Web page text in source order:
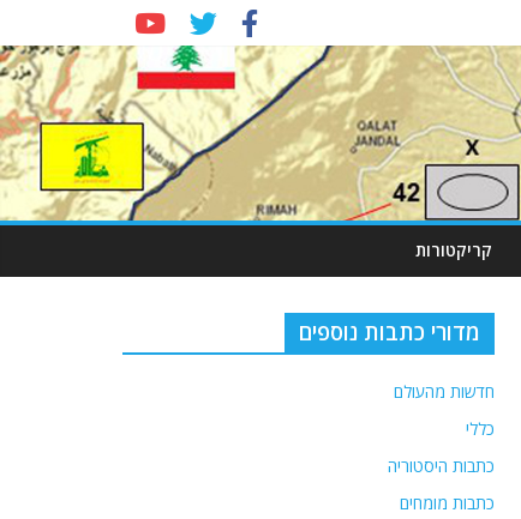
קריקטורות
מדורי כתבות נוספים
חדשות מהעולם
כללי
כתבות היסטוריה
כתבות מומחים